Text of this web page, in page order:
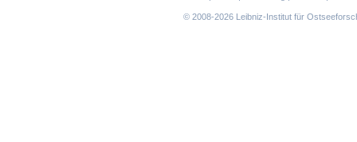
© 2008-2026 Leibniz-Institut für